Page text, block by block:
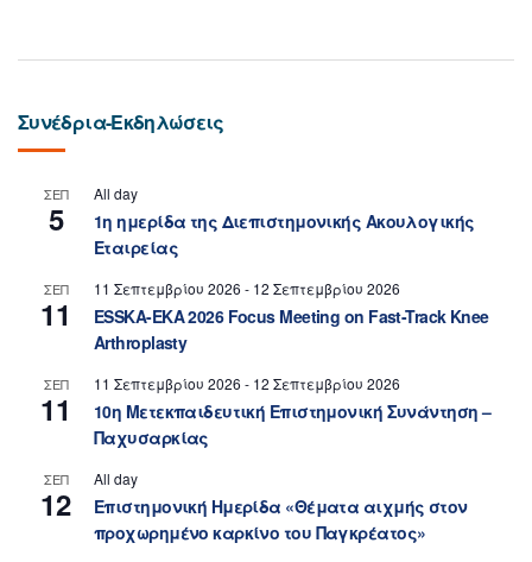
Συνέδρια-Εκδηλώσεις
ΣΕΠ
5
All day
1η ημερίδα της Διεπιστημονικής Ακουλογικής
Εταιρείας
ΣΕΠ
11
11 Σεπτεμβρίου 2026 - 12 Σεπτεμβρίου 2026
ESSKA-EKA 2026 Focus Meeting on Fast-Track Knee
Arthroplasty
ΣΕΠ
11
11 Σεπτεμβρίου 2026 - 12 Σεπτεμβρίου 2026
10η Μετεκπαιδευτική Επιστημονική Συνάντηση –
Παχυσαρκίας
ΣΕΠ
12
All day
Επιστημονική Ημερίδα «Θέματα αιχμής στον
προχωρημένο καρκίνο του Παγκρέατος»